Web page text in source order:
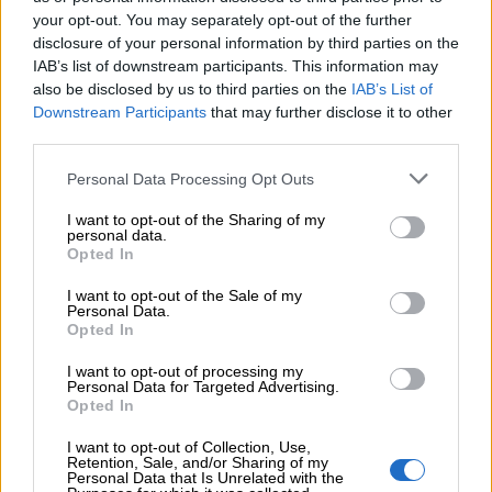
your opt-out. You may separately opt-out of the further
disclosure of your personal information by third parties on the
IAB’s list of downstream participants. This information may
also be disclosed by us to third parties on the IAB’s List of
Downstream Participants that may further disclose it to other
Personal Data Processing Opt Outs
I want to opt-out of the Sharing of my
personal data.
Opted In
I want to opt-out of the Sale of my
Personal Data.
Opted In
I want to opt-out of processing my
Personal Data for Targeted Advertising.
Opted In
I want to opt-out of Collection, Use,
Retention, Sale, and/or Sharing of my
Personal Data that Is Unrelated with the
Link
Chi
siamo
Privacy
policy
Queste indicazioni ricalcano il curricolo